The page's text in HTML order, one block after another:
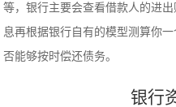
等，银行主要会查看借款人的进
息再根据银行自有的模型测算你
否能够按时偿还债务。
银行